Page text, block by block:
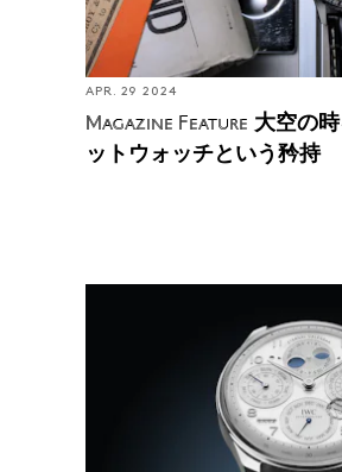
APR. 29 2024
Magazine Feature 大空の
ットウォッチという矜持
ンダーは史上最も正確なムー
初のセキュラーパーペチュア